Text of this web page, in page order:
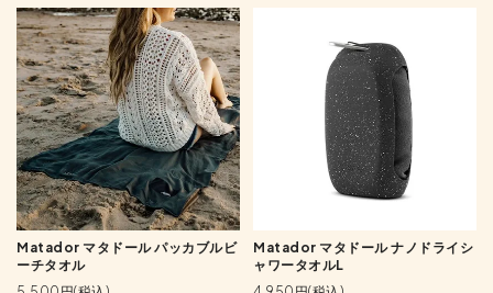
Matador マタドール パッカブルビ
ーチタオル
Matador マタドール ナノドライシ
ャワータオルL